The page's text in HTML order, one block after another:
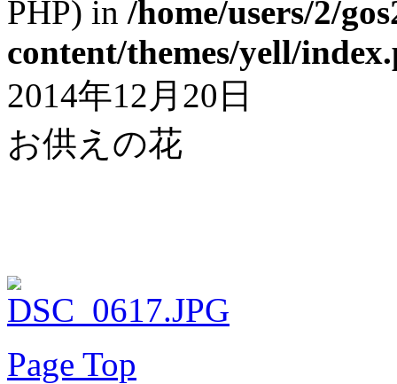
PHP) in /home/users/2/
content/themes/yell/
2014年12月20日
お供えの花
Page Top